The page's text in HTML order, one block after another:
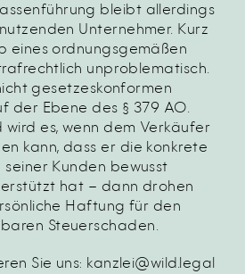
bleibt allerdings
Unternehmer. Kurz
eines ordnungsgemäßen
unproblematisch.
gesetzeskonformen
der Ebene des § 379 AO.
es, wenn dem Verkäufer
kann, dass er die konkrete
Kunden bewusst
hat – dann drohen
Haftung für den
Steuerschaden.
Sie uns: kanzlei@wild.legal